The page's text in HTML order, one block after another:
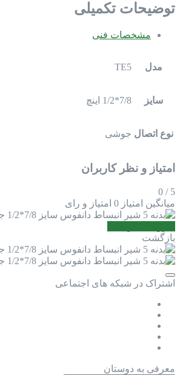
توضیحات تکمیلی
مشخصات فنی
مدل TE5
سایز 7/8*1/2 اینچ
نوع اتصال جوشی
امتیاز و نظر کاربران
5
/
0
میانگین امتیاز 0 امتیاز و رای
بازگشت
اشتراک در شبکه های اجتماعی
معرفی به دوستان